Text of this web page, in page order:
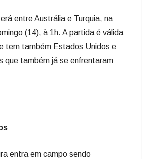
entre Austrália e Turquia, na
(14), à 1h. A partida é válida
tem também Estados Unidos e
que também já se enfrentaram
entra em campo sendo